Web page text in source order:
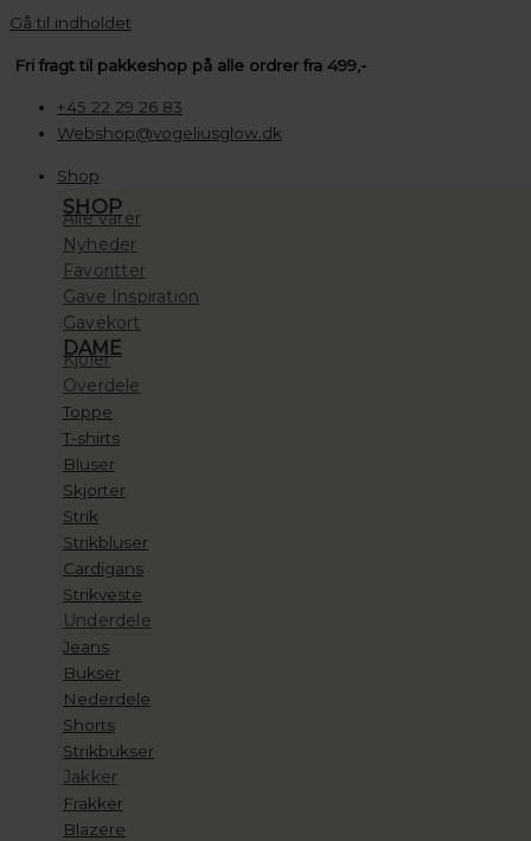
Gå til indholdet
Fri fragt til pakkeshop på alle ordrer fra 499,-
+45 22 29 26 83
Webshop@vogeliusglow.dk
Shop
SHOP
Alle varer
Nyheder
Favoritter
Gave Inspiration
Gavekort
DAME
Kjoler
Overdele
Toppe
T-shirts
Bluser
Skjorter
Strik
Strikbluser
Cardigans
Strikveste
Underdele
Jeans
Bukser
Nederdele
Shorts
Strikbukser
Jakker
Frakker
Blazere